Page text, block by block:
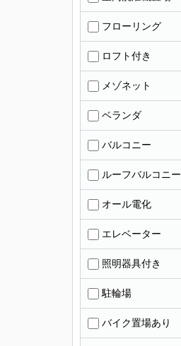
フローリング
ロフト付き
メゾネット
ベランダ
バルコニー
ルーフバルコニー
オール電化
エレベーター
照明器具付き
駐輪場
バイク置場あり